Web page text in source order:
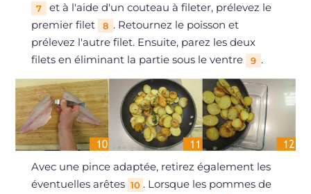
7
et à l'aide d'un couteau à fileter, prélevez le
premier filet
8 . Retournez le poisson et
prélevez l'autre filet. Ensuite, parez les deux
filets en éliminant la partie sous le ventre
9 .
Avec une pince adaptée, retirez également les
éventuelles arêtes 10 . Lorsque les pommes de